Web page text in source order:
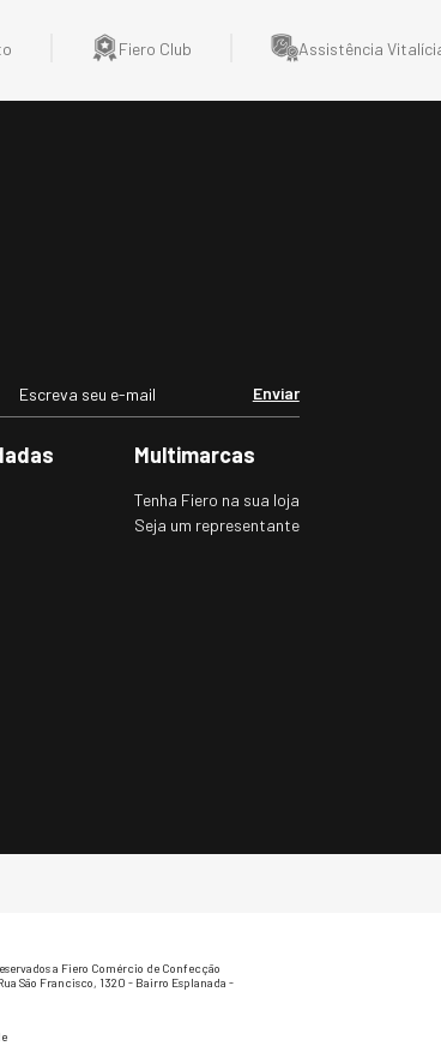
Fiero Club Assistência
Enviar
Multimarcas
Tenha Fiero na sua loja
Seja um representante
a Fiero Comércio de Confecção
São Francisco, 1320 - Bairro Esplanada -